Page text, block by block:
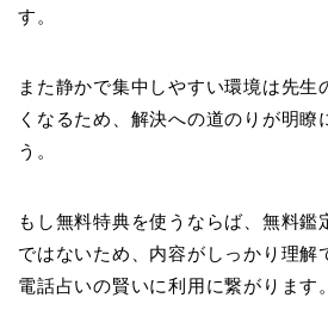
す。
また静かで集中しやすい環境は先生
くなるため、解決への道のりが明瞭
う。
もし無料特典を使うならば、無料鑑
ではないため、内容がしっかり理解
電話占いの賢いに利用に繋がります。